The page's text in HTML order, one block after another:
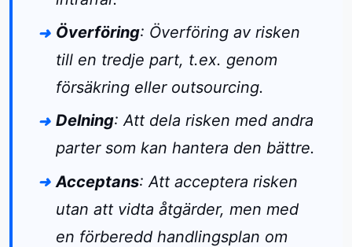
Överföring: Överföring av risken
till en tredje part, t.ex. genom
försäkring eller outsourcing.
Delning: Att dela risken med andra
parter som kan hantera den bättre.
Acceptans: Att acceptera risken
utan att vidta åtgärder, men med
en förberedd handlingsplan om